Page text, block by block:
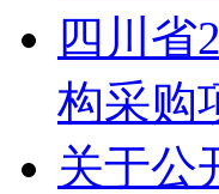
四川省
构采购
关于公